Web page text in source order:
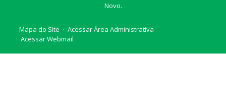
Novo.
Mapa do Site
Acessar Área Administrativa
Acessar Webmail